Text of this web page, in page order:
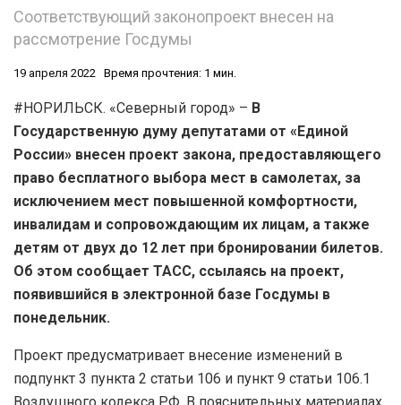
Соответствующий законопроект внесен на
рассмотрение Госдумы
19 апреля 2022 Время прочтения: 1 мин.
#НОРИЛЬСК. «Северный город» – В
Государственную думу депутатами от «Единой
России» внесен проект закона, предоставляющего
право бесплатного выбора мест в самолетах, за
исключением мест повышенной комфортности,
инвалидам и сопровождающим их лицам, а также
детям от двух до 12 лет при бронировании билетов.
Об этом сообщает ТАСС, ссылаясь на проект,
появившийся в электронной базе Госдумы в
понедельник.
Проект предусматривает внесение изменений в
подпункт 3 пункта 2 статьи 106 и пункт 9 статьи 106.1
Воздушного кодекса РФ. В пояснительных материалах